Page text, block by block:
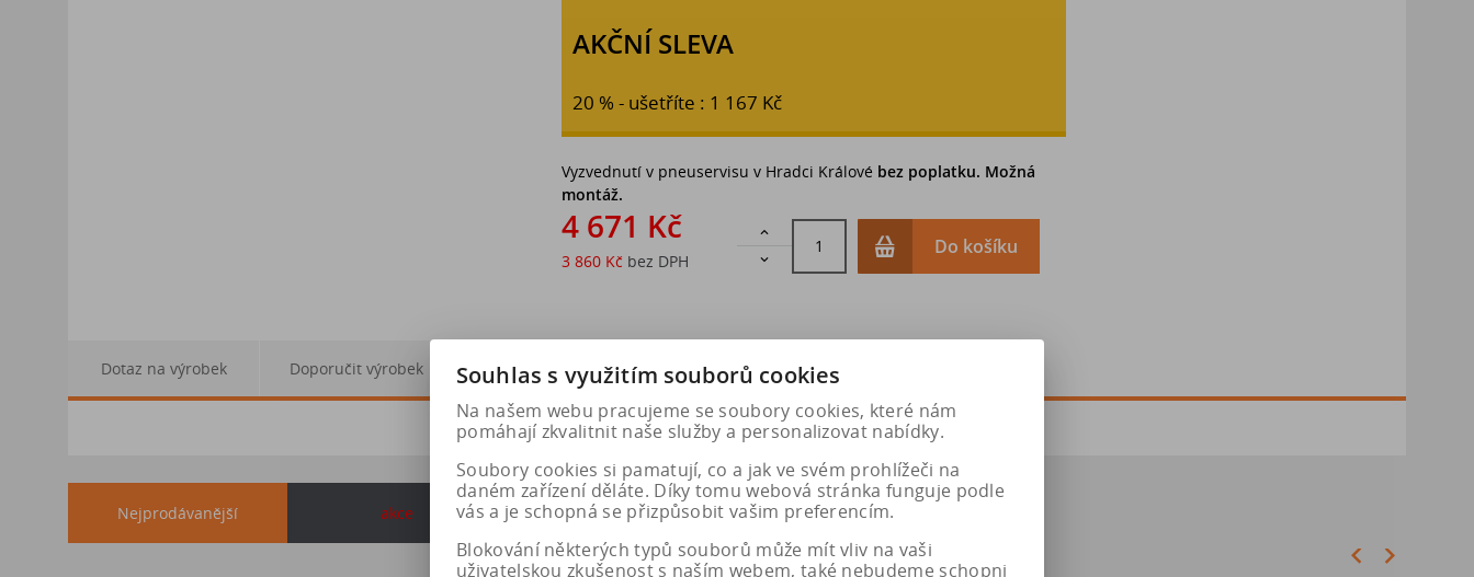
AKČNÍ SLEVA
20 % - ušetříte : 1 167 Kč
Vyzvednutí v pneuservisu v Hradci Králové bez poplatku. Možná
montáž.
4 671 Kč
3 860 Kč bez DPH


Do košíku
Dotaz na výrobek Doporučit výrobek
Nejprodávanější akce
Souhlas s využitím souborů cookies
Na našem webu pracujeme se soubory cookies, které nám
pomáhají zkvalitnit naše služby a personalizovat nabídky.
Soubory cookies si pamatují, co a jak ve svém prohlížeči na
daném zařízení děláte. Díky tomu webová stránka funguje podle
vás a je schopná se přizpůsobit vašim preferencím.
Blokování některých typů souborů může mít vliv na vaši
uživatelskou zkušenost s naším webem, také nebudeme schopni